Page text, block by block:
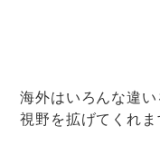
海外はいろんな違
視野を拡げてくれま